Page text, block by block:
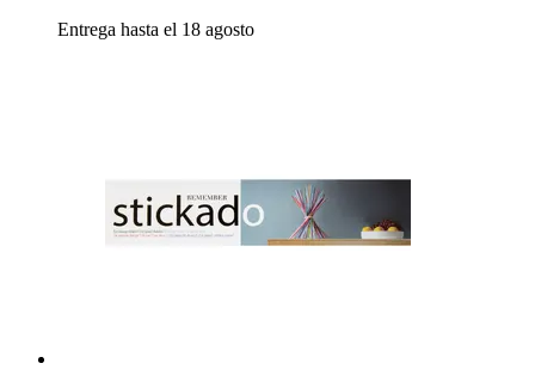
Entrega hasta el 18 agosto